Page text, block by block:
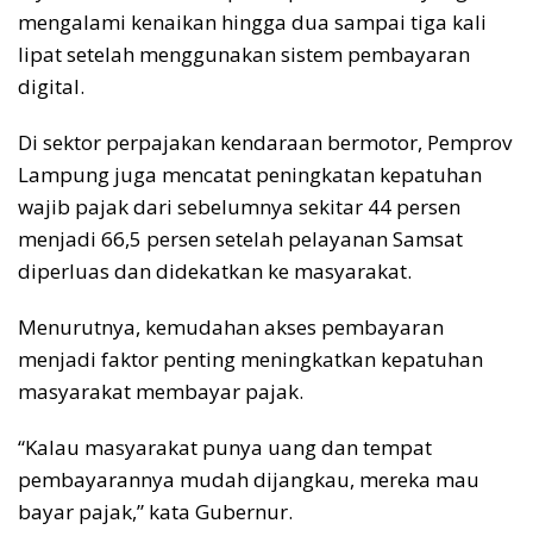
mengalami kenaikan hingga dua sampai tiga kali
lipat setelah menggunakan sistem pembayaran
digital.
Di sektor perpajakan kendaraan bermotor, Pemprov
Lampung juga mencatat peningkatan kepatuhan
wajib pajak dari sebelumnya sekitar 44 persen
menjadi 66,5 persen setelah pelayanan Samsat
diperluas dan didekatkan ke masyarakat.
Menurutnya, kemudahan akses pembayaran
menjadi faktor penting meningkatkan kepatuhan
masyarakat membayar pajak.
“Kalau masyarakat punya uang dan tempat
pembayarannya mudah dijangkau, mereka mau
bayar pajak,” kata Gubernur.